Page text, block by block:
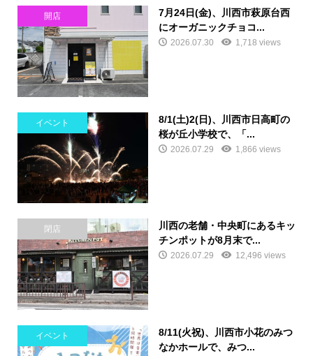
開店
7月24日(金)、川西市萩原台西
にオーガニックチョコ...
2026.07.30 1,718 views
イベント
8/1(土)2(日)、川西市日高町の
桜が丘小学校で、「...
2026.07.29 1,866 views
閉店
川西の老舗・中央町にあるキッ
チンポットが8月末で...
2026.07.29 12,496 views
イベント
8/11(火祝)、川西市小花のみつ
なかホールで、みつ...